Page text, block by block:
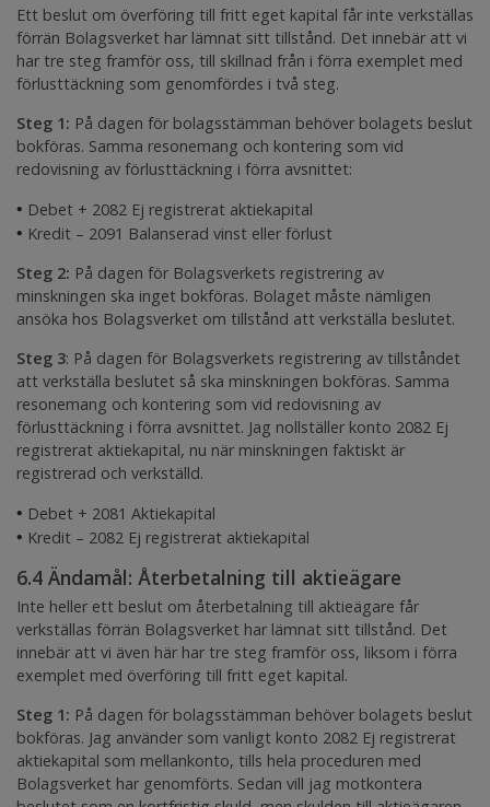
Ett beslut om överföring till fritt eget kapital får inte verkställas
förrän Bolagsverket har lämnat sitt tillstånd. Det innebär att vi
har tre steg framför oss, till skillnad från i förra exemplet med
förlusttäckning som genomfördes i två steg.
Steg 1: På dagen för bolagsstämman behöver bolagets beslut
bokföras. Samma resonemang och kontering som vid
redovisning av förlusttäckning i förra avsnittet:
• Debet + 2082 Ej registrerat aktiekapital
• Kredit – 2091 Balanserad vinst eller förlust
Steg 2: På dagen för Bolagsverkets registrering av
minskningen ska inget bokföras. Bolaget måste nämligen
ansöka hos Bolagsverket om tillstånd att verkställa beslutet.
Steg 3: På dagen för Bolagsverkets registrering av tillståndet
att verkställa beslutet så ska minskningen bokföras. Samma
resonemang och kontering som vid redovisning av
förlusttäckning i förra avsnittet. Jag nollställer konto 2082 Ej
registrerat aktiekapital, nu när minskningen faktiskt är
registrerad och verkställd.
• Debet + 2081 Aktiekapital
• Kredit – 2082 Ej registrerat aktiekapital
6.4 Ändamål: Återbetalning till aktieägare
Inte heller ett beslut om återbetalning till aktieägare får
verkställas förrän Bolagsverket har lämnat sitt tillstånd. Det
innebär att vi även här har tre steg framför oss, liksom i förra
exemplet med överföring till fritt eget kapital.
Steg 1: På dagen för bolagsstämman behöver bolagets beslut
bokföras. Jag använder som vanligt konto 2082 Ej registrerat
aktiekapital som mellankonto, tills hela proceduren med
Bolagsverket har genomförts. Sedan vill jag motkontera